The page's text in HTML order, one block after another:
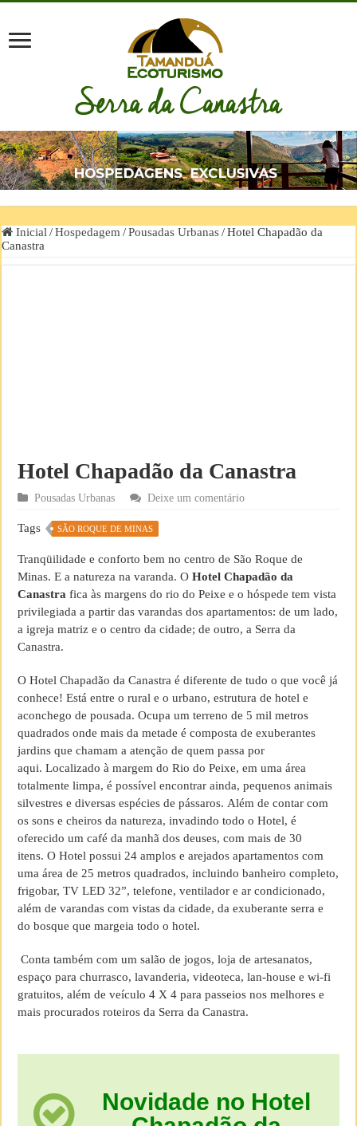
Inicial / Hospedagem / Pousadas Urbanas / Hotel Chapadão da
Canastra
Hotel Chapadão da Canastra
Pousadas Urbanas Deixe um comentário
Tags SÃO ROQUE DE MINAS
Tranqüilidade e conforto bem no centro de São Roque de
Minas. E a natureza na varanda. OHotel Chapadão da
Canastra fica às margens do rio do Peixe e o hóspede tem vista
privilegiada a partir das varandas dos apartamentos: de um lado,
a igreja matriz e o centro da cidade; de outro, a Serra da
Canastra.
O Hotel Chapadão da Canastra é diferente de tudo o que você já
conhece! Está entre o rural e o urbano, estrutura de hotel e
aconchego de pousada. Ocupa um terreno de 5 mil metros
quadrados onde mais da metade é composta de exuberantes
jardins que chamam a atenção de quem passa por
aqui. Localizado à margem do Rio do Peixe, em uma área
totalmente limpa, é possível encontrar ainda, pequenos animais
silvestres e diversas espécies de pássaros. Além de contar com
os sons e cheiros da natureza, invadindo todo o Hotel, é
oferecido um café da manhã dos deuses, com mais de 30
itens. O Hotel possui 24 amplos e arejados apartamentos com
uma área de 25 metros quadrados, incluindo banheiro completo,
frigobar, TV LED 32”, telefone, ventilador e ar condicionado,
além de varandas com vistas da cidade, da exuberante serra e
do bosque que margeia todo o hotel.
Conta também com um salão de jogos, loja de artesanatos,
espaço para churrasco, lavanderia, videoteca, lan-house e wi-fi
gratuitos, além de veículo 4 X 4 para passeios nos melhores e
mais procurados roteiros da Serra da Canastra.
Novidade no Hotel